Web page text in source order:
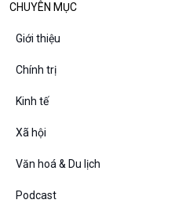
VOV1 đặc biệt
Chân dung cuộc sống
Các chương trình đặc biệt
CHUYÊN MỤC
Giới thiệu
Chính trị
Kinh tế
Xã hội
Văn hoá & Du lịch
Podcast